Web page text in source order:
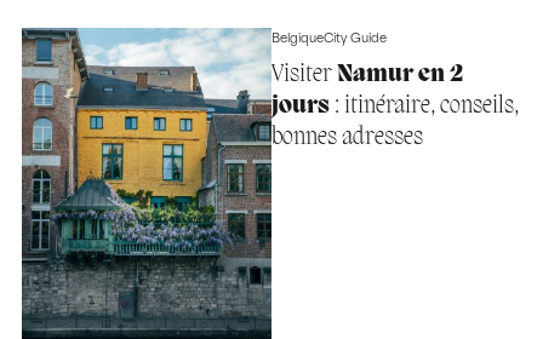
BelgiqueCity Guide
Visiter Namur en 2
jours: itinéraire, conseils,
bonnes adresses